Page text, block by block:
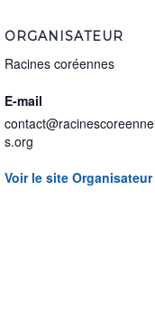
ORGANISATEUR
Racines coréennes
E-mail
contact@racinescoreenne
s.org
Voir le site Organisateur